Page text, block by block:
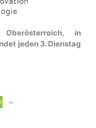
in
jeden 3. Dienstag